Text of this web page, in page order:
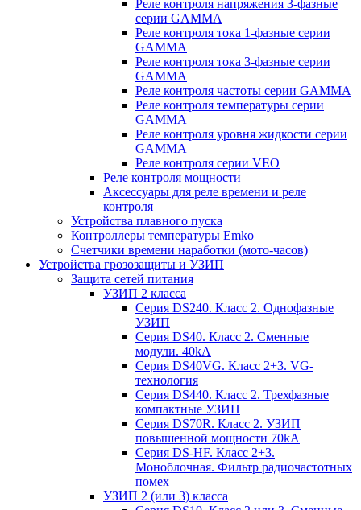
Реле контроля напряжения 3-фазные
серии GAMMA
Реле контроля тока 1-фазные серии
GAMMA
Реле контроля тока 3-фазные серии
GAMMA
Реле контроля частоты серии GAMMA
Реле контроля температуры серии
GAMMA
Реле контроля уровня жидкости серии
GAMMA
Реле контроля серии VEO
Реле контроля мощности
Аксессуары для реле времени и реле
контроля
Устройства плавного пуска
Контроллеры температуры Emko
Счетчики времени наработки (мото-часов)
Устройства грозозащиты и УЗИП
Защита сетей питания
УЗИП 2 класса
Серия DS240. Класс 2. Однофазные
УЗИП
Серия DS40. Класс 2. Сменные
модули. 40kA
Серия DS40VG. Класс 2+3. VG-
технология
Серия DS440. Класс 2. Трехфазные
компактные УЗИП
Серия DS70R. Класс 2. УЗИП
повышенной мощности 70kA
Серия DS-HF. Класс 2+3.
Моноблочная. Фильтр радиочастотных
помех
УЗИП 2 (или 3) класса